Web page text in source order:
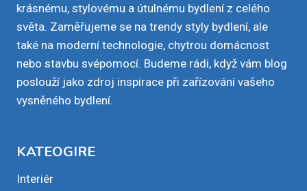
krásnému, stylovému a útulnému bydlení z celého
světa. Zaměřujeme se na trendy styly bydlení, ale
také na moderní technologie, chytrou domácnost
nebo stavbu svépomocí. Budeme rádi, když vám blog
poslouží jako zdroj inspirace při zařízování vašeho
vysněného bydlení.
KATEOGIRE
Interiér